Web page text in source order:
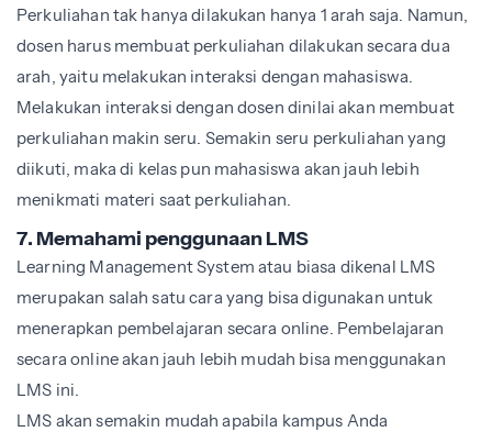
Perkuliahan tak hanya dilakukan hanya 1 arah saja. Namun,
dosen harus membuat perkuliahan dilakukan secara dua
arah, yaitu melakukan interaksi dengan mahasiswa.
Melakukan interaksi dengan dosen dinilai akan membuat
perkuliahan makin seru. Semakin seru perkuliahan yang
diikuti, maka di kelas pun mahasiswa akan jauh lebih
menikmati materi saat perkuliahan.
7. Memahami penggunaan LMS
Learning Management System atau biasa dikenal LMS
merupakan salah satu cara yang bisa digunakan untuk
menerapkan pembelajaran secara online. Pembelajaran
secara online akan jauh lebih mudah bisa menggunakan
LMS ini.
LMS akan semakin mudah apabila kampus Anda